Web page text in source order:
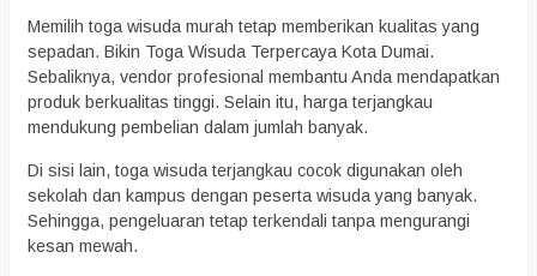
Memilih toga wisuda murah tetap memberikan kualitas yang
sepadan. Bikin Toga Wisuda Terpercaya Kota Dumai.
Sebaliknya, vendor profesional membantu Anda mendapatkan
produk berkualitas tinggi. Selain itu, harga terjangkau
mendukung pembelian dalam jumlah banyak.
Di sisi lain, toga wisuda terjangkau cocok digunakan oleh
sekolah dan kampus dengan peserta wisuda yang banyak.
Sehingga, pengeluaran tetap terkendali tanpa mengurangi
kesan mewah.